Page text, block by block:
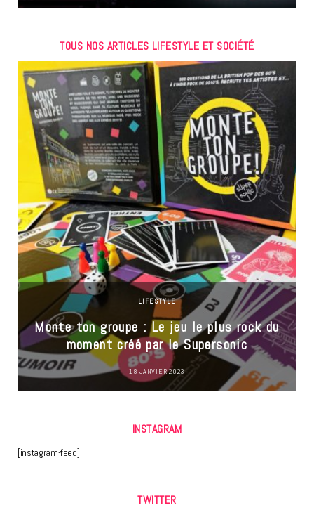
TOUS NOS ARTICLES LIFESTYLE ET SOCIÉTÉ
LIFESTYLE
Monte ton groupe : Le jeu le plus rock du
moment créé par le Supersonic
18 JANVIER 2023
INSTAGRAM
[instagram-feed]
TWITTER